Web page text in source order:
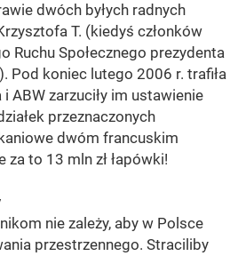
dwóch byłych radnych
T. (kiedyś członków
Ruchu Społecznego prezydenta
Pod koniec lutego 2006 r. trafiła
ABW zarzuciły im ustawienie
przeznaczonych
dwóm francuskim
to 13 mln zł łapówki!
nie zależy, aby w Polsce
przestrzennego. Straciliby